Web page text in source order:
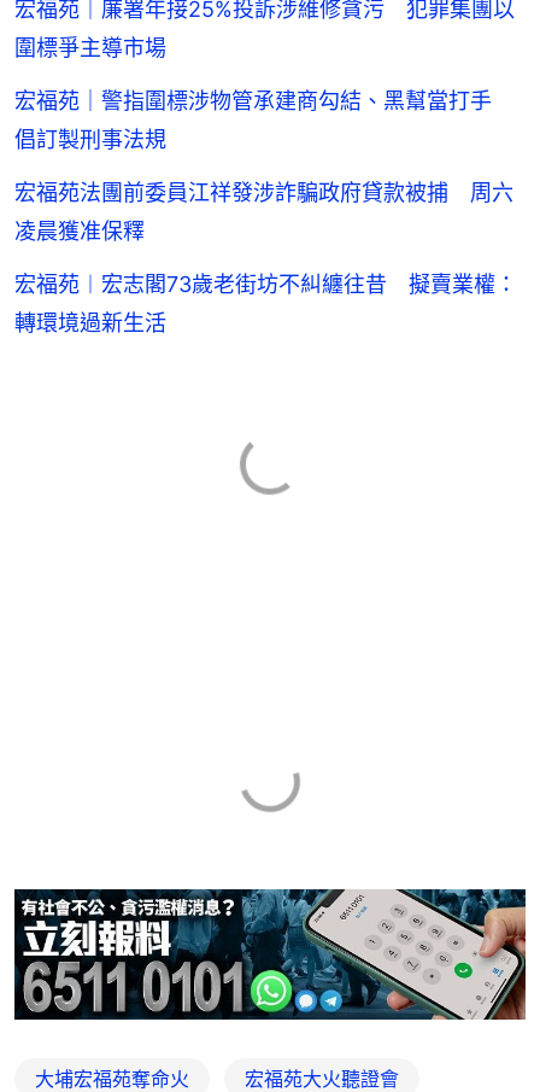
宏福苑｜廉署年接25%投訴涉維修貪污 犯罪集團以
圍標爭主導市場
宏福苑｜警指圍標涉物管承建商勾結、黑幫當打手
倡訂製刑事法規
宏福苑法團前委員江祥發涉詐騙政府貸款被捕 周六
凌晨獲准保釋
宏福苑︱宏志閣73歲老街坊不糾纏往昔 擬賣業權：
轉環境過新生活
大埔宏福苑奪命火 宏福苑大火聽證會